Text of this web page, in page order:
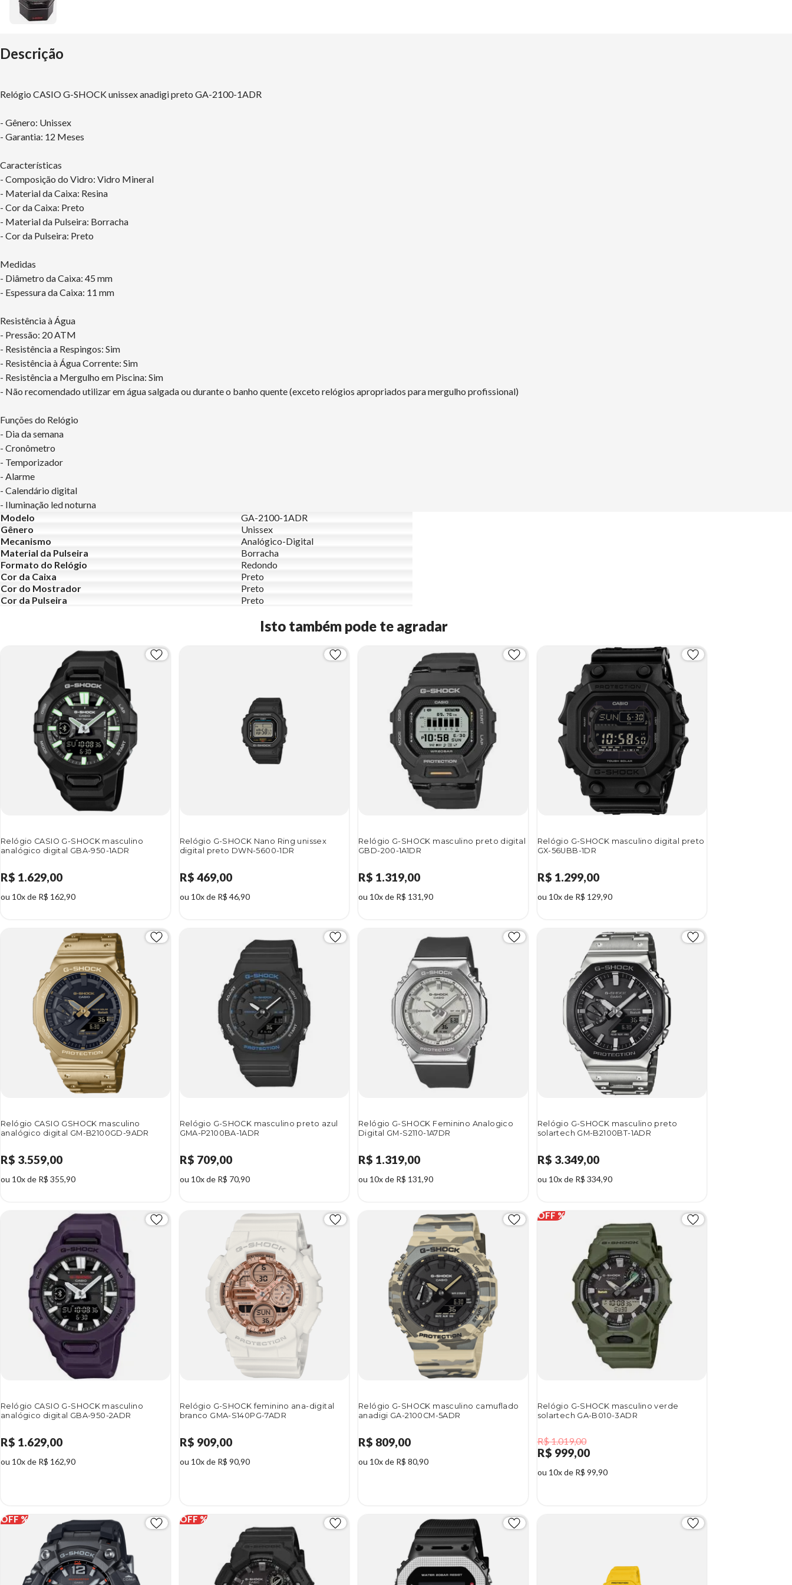
Descrição
Relógio CASIO G-SHOCK unissex anadigi preto GA-2100-1ADR
- Gênero: Unissex
- Garantia: 12 Meses
Características
- Composição do Vidro: Vidro Mineral
- Material da Caixa: Resina
- Cor da Caixa: Preto
- Material da Pulseira: Borracha
- Cor da Pulseira: Preto
Medidas
- Diâmetro da Caixa: 45 mm
- Espessura da Caixa: 11 mm
Resistência à Água
- Pressão: 20 ATM
- Resistência a Respingos: Sim
- Resistência à Água Corrente: Sim
- Resistência a Mergulho em Piscina: Sim
- Não recomendado utilizar em água salgada ou durante o banho quente (exceto relógios apropriados para mergulho profissional)
Funções do Relógio
- Dia da semana
- Cronômetro
- Temporizador
- Alarme
- Calendário digital
- Iluminação led noturna
Modelo
GA-2100-1ADR
Gênero
Unissex
Mecanismo
Analógico-Digital
Material da Pulseira
Borracha
Formato do Relógio
Redondo
Cor da Caixa
Preto
Cor do Mostrador
Preto
Cor da Pulseira
Preto
Isto também pode te agradar
Relógio CASIO G-SHOCK masculino
analógico digital GBA-950-1ADR
R$ 1.629,00
ou 10x de R$ 162,90
Relógio G-SHOCK Nano Ring unissex
digital preto DWN-5600-1DR
R$ 469,00
ou 10x de R$ 46,90
Relógio G-SHOCK masculino preto digital
GBD-200-1A1DR
R$ 1.319,00
ou 10x de R$ 131,90
Relógio G-SHOCK masculino digital preto
GX-56UBB-1DR
R$ 1.299,00
ou 10x de R$ 129,90
Relógio CASIO GSHOCK masculino
analógico digital GM-B2100GD-9ADR
R$ 3.559,00
ou 10x de R$ 355,90
Relógio G-SHOCK masculino preto azul
GMA-P2100BA-1ADR
R$ 709,00
ou 10x de R$ 70,90
Relógio G-SHOCK Feminino Analogico
Digital GM-S2110-1A7DR
R$ 1.319,00
ou 10x de R$ 131,90
Relógio G-SHOCK masculino preto
solartech GM-B2100BT-1ADR
R$ 3.349,00
ou 10x de R$ 334,90
Relógio CASIO G-SHOCK masculino
analógico digital GBA-950-2ADR
R$ 1.629,00
ou 10x de R$ 162,90
Relógio G-SHOCK feminino ana-digital
branco GMA-S140PG-7ADR
R$ 909,00
ou 10x de R$ 90,90
Relógio G-SHOCK masculino camuflado
anadigi GA-2100CM-5ADR
R$ 809,00
ou 10x de R$ 80,90
Relógio G-SHOCK masculino verde
solartech GA-B010-3ADR
R$ 1.019,00
R$ 999,00
ou 10x de R$ 99,90